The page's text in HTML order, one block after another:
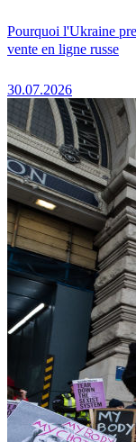
Pourquoi l'Ukraine
vente en ligne russe
30.07.2026